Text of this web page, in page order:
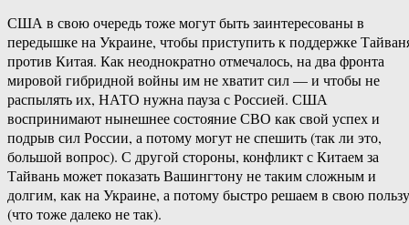
США в свою очередь тоже могут быть заинтересованы в
передышке на Украине, чтобы приступить к поддержке
против Китая. Как неоднократно отмечалось, на два фронта
мировой гибридной войны им не хватит сил — и чтобы не
распылять их, НАТО нужна пауза с Россией. США
воспринимают нынешнее состояние СВО как свой успех и
подрыв сил России, а потому могут не спешить (так ли это,
большой вопрос). С другой стороны, конфликт с Китаем за
Тайвань может показать Вашингтону не таким сложным и
долгим, как на Украине, а потому быстро решаем в свою пользу
(что тоже далеко не так).